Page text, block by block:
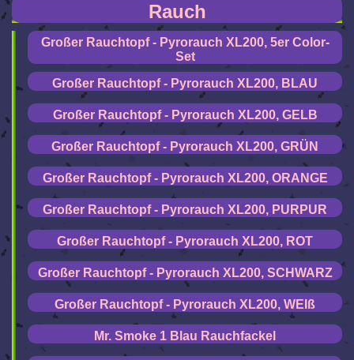
Rauch
Großer Rauchtopf - Pyrorauch XL200, 5er Color-
Set
Großer Rauchtopf - Pyrorauch XL200, BLAU
Großer Rauchtopf - Pyrorauch XL200, GELB
Großer Rauchtopf - Pyrorauch XL200, GRÜN
Großer Rauchtopf - Pyrorauch XL200, ORANGE
Großer Rauchtopf - Pyrorauch XL200, PURPUR
Großer Rauchtopf - Pyrorauch XL200, ROT
Großer Rauchtopf - Pyrorauch XL200, SCHWARZ
Großer Rauchtopf - Pyrorauch XL200, WEIß
Mr. Smoke 1 Blau Rauchfackel